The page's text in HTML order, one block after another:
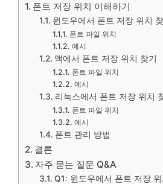
폰트 저장 위치 이해하기
윈도우에서 폰트 저장 위치
폰트 파일 위치
예시
맥에서 폰트 저장 위치 찾기
폰트 파일 위치
예시
리눅스에서 폰트 저장 위치
폰트 파일 위치
예시
폰트 관리 방법
결론
자주 묻는 질문 Q&A
Q1: 윈도우에서 폰트 저장